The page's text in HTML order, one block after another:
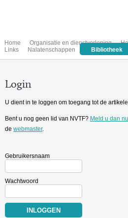
Home Organisatie en dienstverlening
Links
Nalatenschappen Bibliotheek
Login
U dient in te loggen om toegang tot de
Bent u nog geen lid van NVTF? Meld u dan
de webmaster.
Gebruikersnaam
Wachtwoord